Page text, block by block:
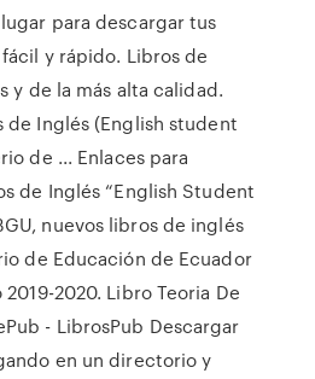
para descargar tus
fácil y rápido. Libros de
y de la más alta calidad.
de Inglés (English student
de ... Enlaces para
de Inglés “English Student
nuevos libros de inglés
de Educación de Ecuador
2020. Libro Teoria De
- LibrosPub Descargar
en un directorio y